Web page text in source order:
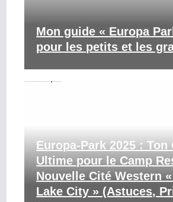
Mon guide « Europa
pour les petits et les
Europa-Park 2025 : Ton
Ultime pour le Camp
Nouvelle Cité Western
Lake City » (Astuces,